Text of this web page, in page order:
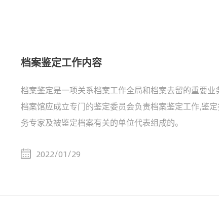
档案鉴定工作内容
档案鉴定是一项关系档案工作全局和档案去留的重要业
档案馆应成立专门的鉴定委员会负责档案鉴定工作,鉴
务专家及被鉴定档案有关的单位代表组成的。
2022/01/29